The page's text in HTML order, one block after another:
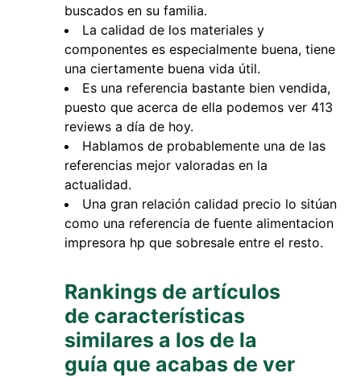
buscados en su familia.
La calidad de los materiales y
componentes es especialmente buena, tiene
una ciertamente buena vida útil.
Es una referencia bastante bien vendida,
puesto que acerca de ella podemos ver 413
reviews a día de hoy.
Hablamos de probablemente una de las
referencias mejor valoradas en la
actualidad.
Una gran relación calidad precio lo sitúan
como una referencia de fuente alimentacion
impresora hp que sobresale entre el resto.
Rankings de artículos
de características
similares a los de la
guía que acabas de ver